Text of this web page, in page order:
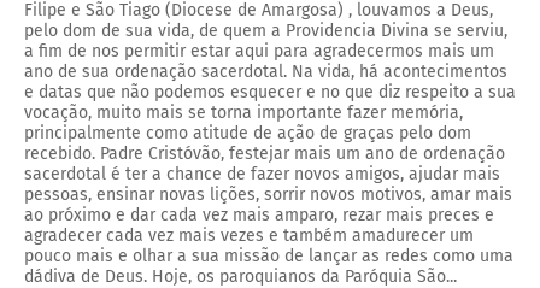
Filipe e São Tiago (Diocese de Amargosa) , louvamos a Deus,
pelo dom de sua vida, de quem a Providencia Divina se serviu,
a fim de nos permitir estar aqui para agradecermos mais um
ano de sua ordenação sacerdotal. Na vida, há acontecimentos
e datas que não podemos esquecer e no que diz respeito a sua
vocação, muito mais se torna importante fazer memória,
principalmente como atitude de ação de graças pelo dom
recebido. Padre Cristóvão, festejar mais um ano de ordenação
sacerdotal é ter a chance de fazer novos amigos, ajudar mais
pessoas, ensinar novas lições, sorrir novos motivos, amar mais
ao próximo e dar cada vez mais amparo, rezar mais preces e
agradecer cada vez mais vezes e também amadurecer um
pouco mais e olhar a sua missão de lançar as redes como uma
dádiva de Deus. Hoje, os paroquianos da Paróquia São...